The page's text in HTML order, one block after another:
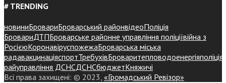
# TRENDING
новиниБровариБроварський районвідеоПоліція
БровариДТПБроварське районне управління поліціївійна з
РосієюКоронавіруспожежаБроварська міська
радавакцинаціяспортТребухівБроваритепловодоенергіяполіція
райуправління ДСНСДСНСбюджетКняжичі
Всі права захищені: © 2023, «Громадський Ревізор»